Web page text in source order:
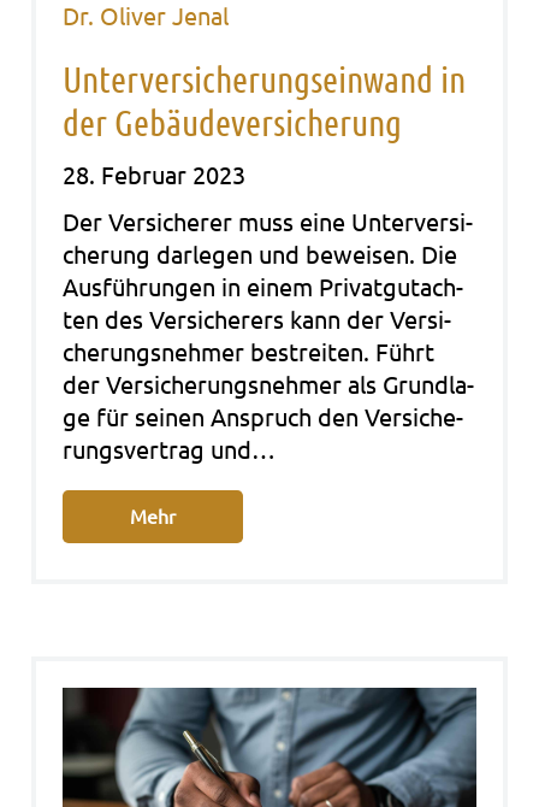
Dr. Oliver Jenal
Unterversicherungseinwand in
der Gebäudeversicherung
28. Februar 2023
Der Ver­si­che­rer muss eine Unter­ver­si­
che­rung dar­le­gen und bewei­sen. Die
Aus­füh­run­gen in einem Pri­vat­gut­ach­
ten des Ver­si­che­rers kann der Ver­si­
che­rungs­neh­mer bestrei­ten. Führt
der Ver­si­che­rungs­neh­mer als Grund­la­
ge für sei­nen Anspruch den Ver­si­che­
rungs­ver­trag und…
Mehr